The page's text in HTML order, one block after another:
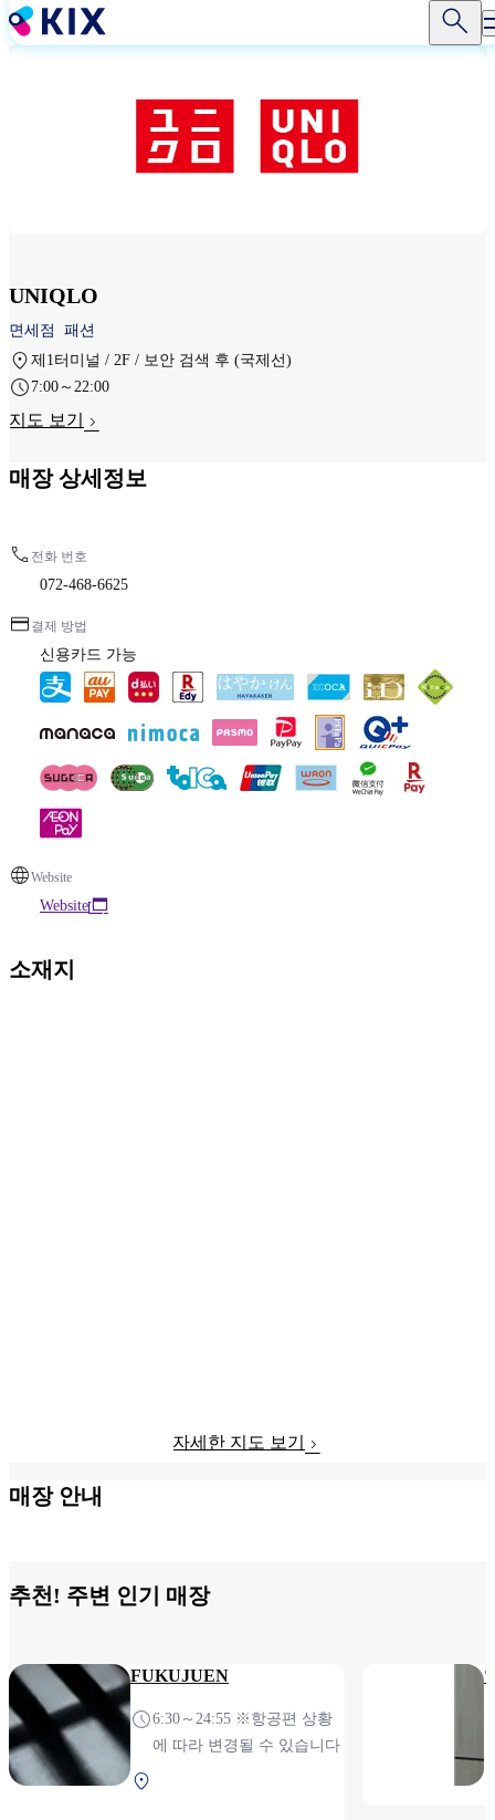
주
요
UNIQLO
면세점
패션
제1터미널 / 2F / 보안 검색 후 (국제선)
7:00～22:00
지도 보기
매장 상세정보
전화 번호
072-468-6625
결제 방법
신용카드 가능
Website
Website
소재지
자세한 지도 보기
매장 안내
추천! 주변 인기 매장
FUKUJUEN
6:30～24:55 ※항공편 상황
에 따라 변경될 수 있습니다